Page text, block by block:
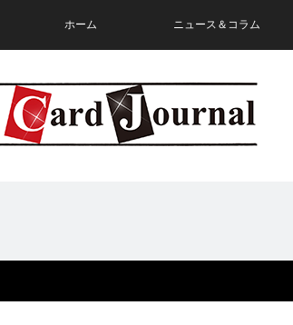
ホーム ニュース＆コラム